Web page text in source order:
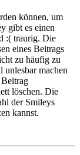
können, um
gibt es einen
:( traurig. Die
eines Beitrags
zu häufig zu
unlesbar machen
löschen. Die
der Smileys
kannst.